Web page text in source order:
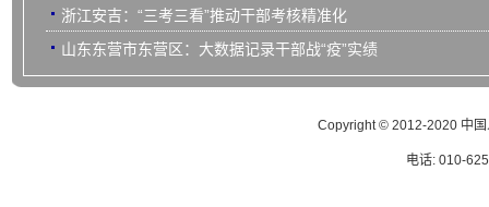
浙江安吉：“三考三看”推动干部考核精准化
山东东营市东营区：大数据记录干部战“疫”实绩
Copyright © 2012-2020 中国
电话: 010-